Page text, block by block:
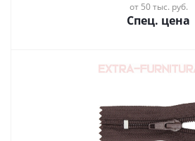
от 50 тыс. руб.
Спец. цена